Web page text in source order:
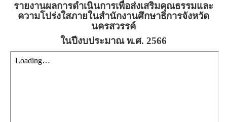
รายงานผลการดำเนินการเพื่อส่งเสริมคุณธรรมและ
ความโปร่งใสภายในสำนักงานศึกษาธิการจังหวัด
นครสวรรค์
ในปีงบประมาณ พ.ศ. 2566